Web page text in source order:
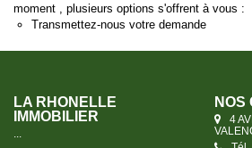
moment , plusieurs options s'offrent à vous :
Transmettez-nous votre demande
LA RHONELLE
IMMOBILIER
...
NOS
4